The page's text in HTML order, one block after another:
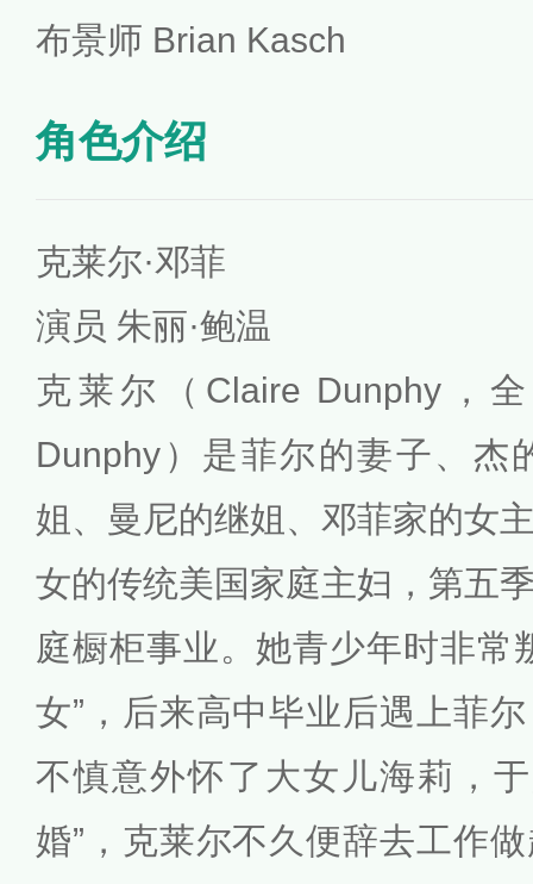
布景师 Brian Kasch
角色介绍
克莱尔·邓菲
演员 朱丽·鲍温
克莱尔（Claire Dunphy，
Dunphy）是菲尔的妻子、杰
姐、曼尼的继姐、邓菲家的女
女的传统美国家庭主妇，第五
庭橱柜事业。她青少年时非常
女”，后来高中毕业后遇上菲
不慎意外怀了大女儿海莉，
婚”，克莱尔不久便辞去工作